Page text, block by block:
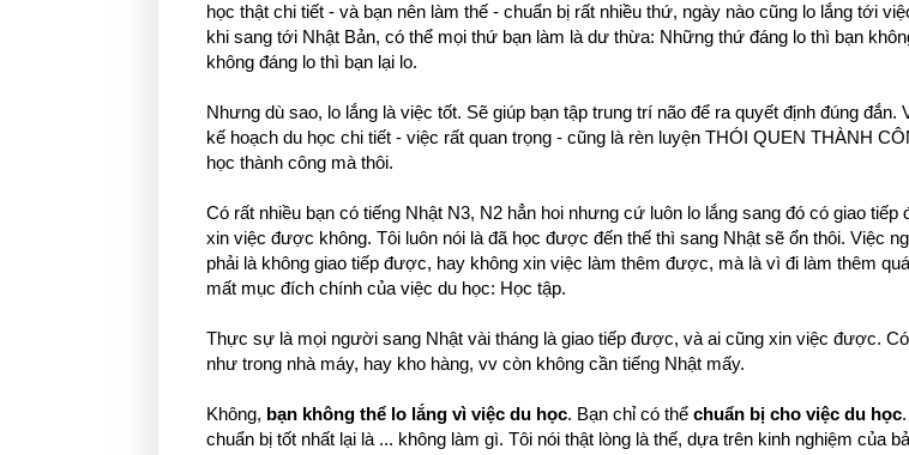
học thật chi tiết - và bạn nên làm thế - chuẩn bị rất nhiều thứ, ngày nào cũng lo lắng tới
khi sang tới Nhật Bản, có thể mọi thứ bạn làm là dư thừa: Những thứ đáng lo thì bạn
không đáng lo thì bạn lại lo.
Nhưng dù sao, lo lắng là việc tốt. Sẽ giúp bạn tập trung trí não để ra quyết định đúng đắn.
kế hoạch du học chi tiết - việc rất quan trọng - cũng là rèn luyện THÓI QUEN THÀNH
học thành công mà thôi.
Có rất nhiều bạn có tiếng Nhật N3, N2 hẳn hoi nhưng cứ luôn lo lắng sang đó có giao
xin việc được không. Tôi luôn nói là đã học được đến thế thì sang Nhật sẽ ổn thôi. Việc
phải là không giao tiếp được, hay không xin việc làm thêm được, mà là vì đi làm thêm
mất mục đích chính của việc du học: Học tập.
Thực sự là mọi người sang Nhật vài tháng là giao tiếp được, và ai cũng xin việc được.
như trong nhà máy, hay kho hàng, vv còn không cần tiếng Nhật mấy.
Không, bạn không thể lo lắng vì việc du học. Bạn chỉ có thể chuẩn bị cho việc du học
chuẩn bị tốt nhất lại là ... không làm gì. Tôi nói thật lòng là thế, dựa trên kinh nghiệm của